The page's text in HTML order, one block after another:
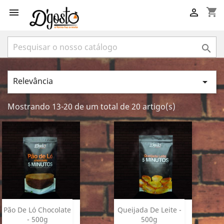
 shopping_cart


Relevância 
Mostrando 13-20 de um total de 20 artigo(s)
Pão De Ló Chocolate
- 500g
Queijada De Leite -
500g